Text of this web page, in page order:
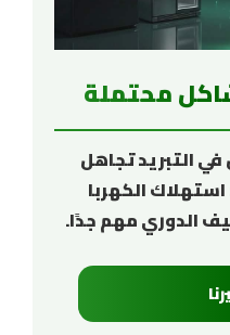
محتملة
في التبريد تجاهل
الكهربا
الدوري مهم جدًا.